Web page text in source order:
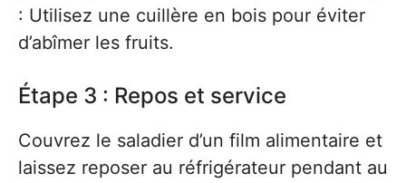
: Utilisez une cuillère en bois pour éviter
d’abîmer les fruits.
Étape 3 : Repos et service
Couvrez le saladier d’un film alimentaire et
laissez reposer au réfrigérateur pendant au